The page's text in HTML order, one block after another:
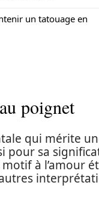
un tatouage en
poignet
qui mérite
pour sa
à l’amour